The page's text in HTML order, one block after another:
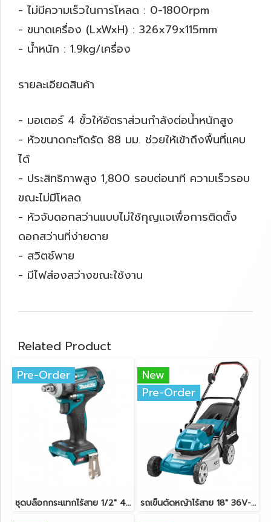
- ไม่มีความเร็วในการโหลด : 0-1800rpm
- ขนาดเครื่อง (LxWxH) : 326x79x115mm
- น้ำหนัก : 1.9kg/เครื่อง
รายละเอียดสินค้า
- มอเตอร์ 4 ขั้วให้อัตราส่วนกำลังต่อน้ำหนักสูง
- หัวขนาดกะทัดรัด 88 มม. ช่วยให้เข้าถึงพื้นที่แคบ
ได้
- ประสิทธิภาพสูง 1,800 รอบต่อนาที ความเร็วรอบ
ขณะไม่มีโหลด
- หัวจับดอกสว่านแบบไม่ใช้กุญแจเพื่อการติดตั้ง
ดอกสว่านที่ง่ายดาย
- สวิตช์พาย
- มีไฟส่องสว่างขณะใช้งาน
Related Product
Pre-Order
ชุดบล็อกกระแทกไร้สาย 1/2" 40V-BL MAKITA TW004GD201
New
Pre-Order
รถเข็นตัดหญ้าไร้สาย 18" 36V-BL (18Vx2) MAKITA DLM460Z ตัวเครื่องเปล่า